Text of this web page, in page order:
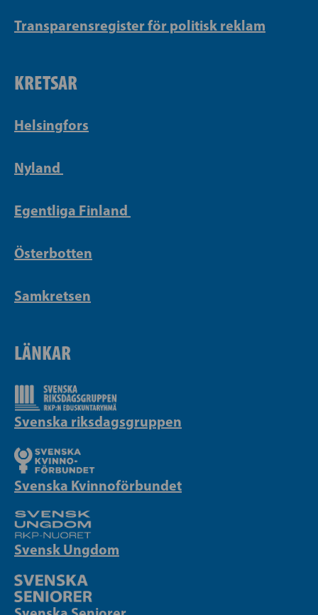
Transparensregister för politisk reklam
KRETSAR
Helsingfors
Nyland
Egentliga Finland
Österbotten
Samkretsen
LÄNKAR
Svenska riksdagsgruppen
Svenska Kvinnoförbundet
Svensk Ungdom